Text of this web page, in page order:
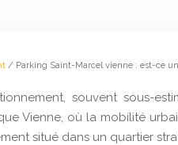
/ Parking Saint-Marcel vienne : est-ce
souvent sous-
Vienne, où la mobilité
situé dans un quartier